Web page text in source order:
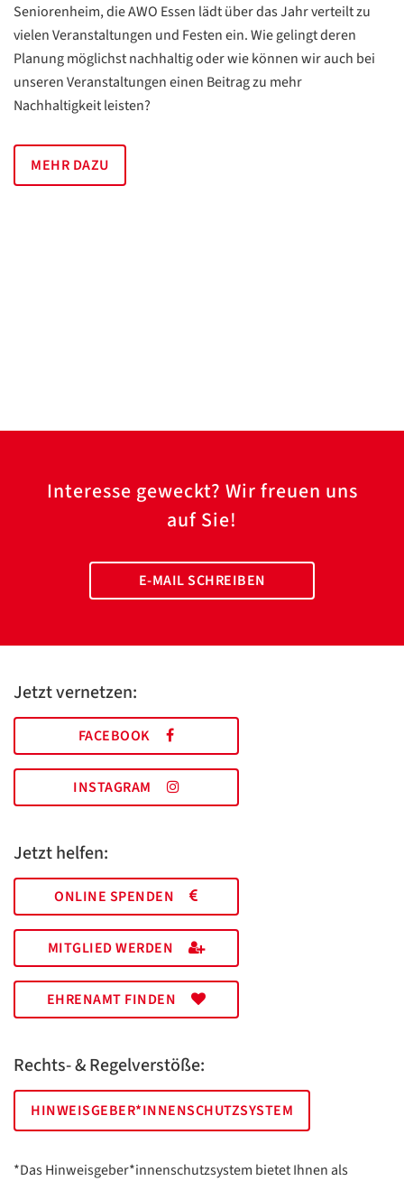
Seniorenheim, die AWO Essen lädt über das Jahr verteilt zu
vielen Veranstaltungen und Festen ein. Wie gelingt deren
Planung möglichst nachhaltig oder wie können wir auch bei
unseren Veranstaltungen einen Beitrag zu mehr
Nachhaltigkeit leisten?
MEHR DAZU
Interesse geweckt? Wir freuen uns
auf Sie!
E-MAIL SCHREIBEN
Jetzt vernetzen:
FACEBOOK
INSTAGRAM
Jetzt helfen:
ONLINE SPENDEN
MITGLIED WERDEN
EHRENAMT FINDEN
Rechts- & Regelverstöße:
HINWEISGEBER*INNENSCHUTZSYSTEM
*Das Hinweisgeber*innenschutzsystem bietet Ihnen als